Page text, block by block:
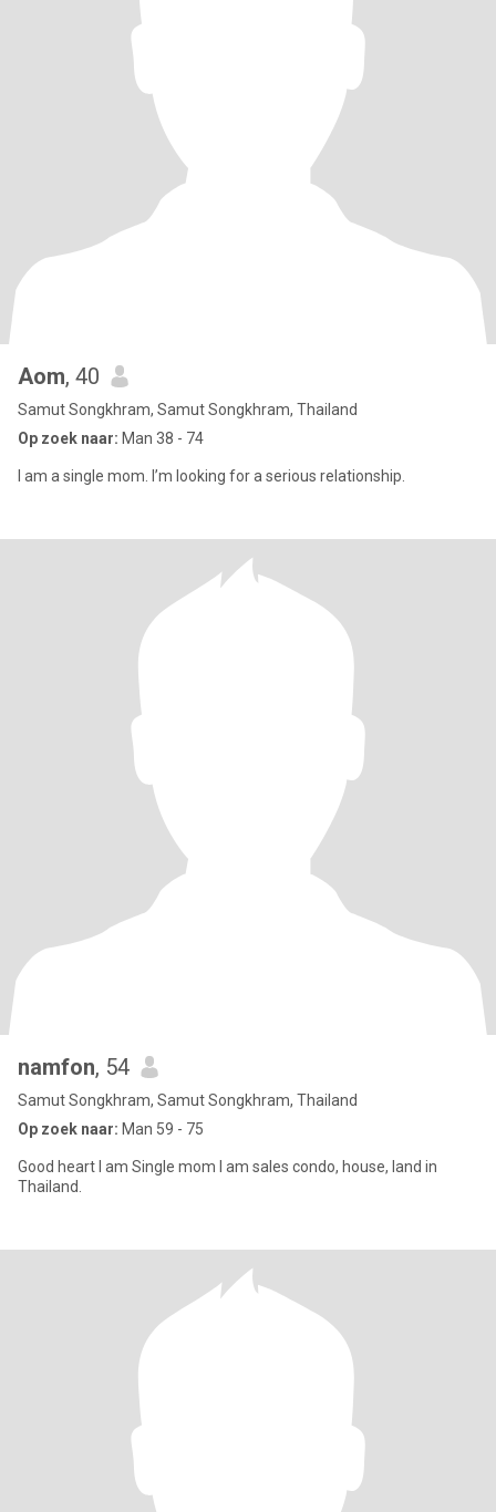
Aom, 40
Samut Songkhram, Samut Songkhram, Thailand
Op zoek naar: Man 38 - 74
I am a single mom. I’m looking for a serious relationship.
namfon, 54
Samut Songkhram, Samut Songkhram, Thailand
Op zoek naar: Man 59 - 75
Good heart I am Single mom I am sales condo, house, land in
Thailand.